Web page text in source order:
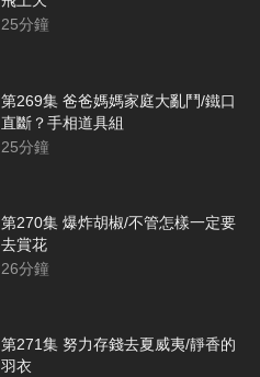
25分鐘
第269集 爸爸媽媽家庭大亂鬥/鐵口
直斷？手相道具組
25分鐘
第270集 爆炸胡椒/不管怎樣一定要
去賞花
26分鐘
第271集 努力存錢去夏威夷/靜香的
羽衣